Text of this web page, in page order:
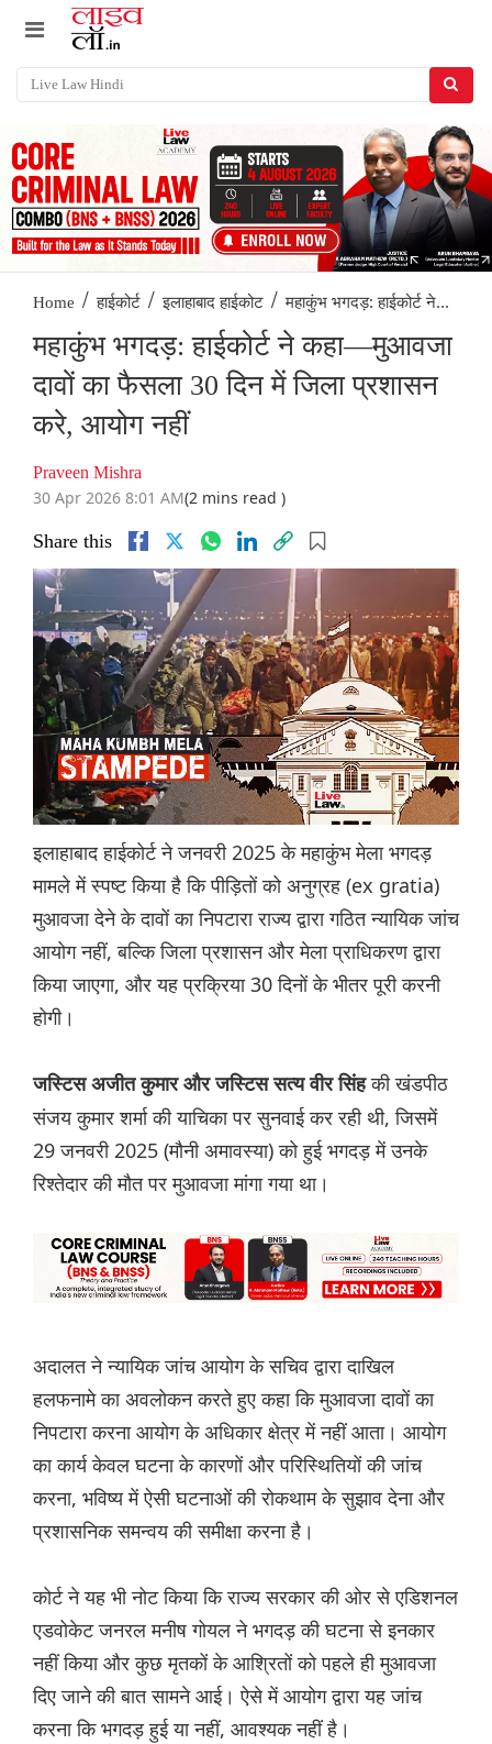
Home / हाईकोर्ट / इलाहाबाद हाईकोट / महाकुंभ भगदड़: हाईकोर्ट ने...
महाकुंभ भगदड़: हाईकोर्ट ने कहा—मुआवजा
दावों का फैसला 30 दिन में जिला प्रशासन
करे, आयोग नहीं
Praveen Mishra
30 Apr 2026 8:01 AM(2 mins read )
Share this
इलाहाबाद हाईकोर्ट ने जनवरी 2025 के महाकुंभ मेला भगदड़
मामले में स्पष्ट किया है कि पीड़ितों को अनुग्रह (ex gratia)
मुआवजा देने के दावों का निपटारा राज्य द्वारा गठित न्यायिक जांच
आयोग नहीं, बल्कि जिला प्रशासन और मेला प्राधिकरण द्वारा
किया जाएगा, और यह प्रक्रिया 30 दिनों के भीतर पूरी करनी
होगी।
जस्टिस अजीत कुमार और जस्टिस सत्य वीर सिंहकी खंडपीठ
संजय कुमार शर्मा की याचिका पर सुनवाई कर रही थी, जिसमें
29 जनवरी 2025 (मौनी अमावस्या) को हुई भगदड़ में उनके
रिश्तेदार की मौत पर मुआवजा मांगा गया था।
अदालत ने न्यायिक जांच आयोग के सचिव द्वारा दाखिल
हलफनामे का अवलोकन करते हुए कहा कि मुआवजा दावों का
निपटारा करना आयोग के अधिकार क्षेत्र में नहीं आता। आयोग
का कार्य केवल घटना के कारणों और परिस्थितियों की जांच
करना, भविष्य में ऐसी घटनाओं की रोकथाम के सुझाव देना और
प्रशासनिक समन्वय की समीक्षा करना है।
कोर्ट ने यह भी नोट किया कि राज्य सरकार की ओर से एडिशनल
एडवोकेट जनरल मनीष गोयल ने भगदड़ की घटना से इनकार
नहीं किया और कुछ मृतकों के आश्रितों को पहले ही मुआवजा
दिए जाने की बात सामने आई। ऐसे में आयोग द्वारा यह जांच
करना कि भगदड़ हुई या नहीं, आवश्यक नहीं है।